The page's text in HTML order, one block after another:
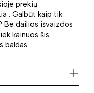
prekių
. Galbūt kaip tik
Be dailios išvaizdos
kainuos šis
baldas.